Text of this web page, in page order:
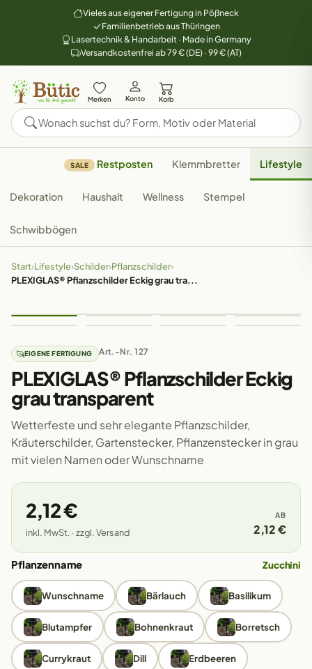
Vieles aus eigener Fertigung in Pößneck
Familienbetrieb aus Thüringen
Lasertechnik & Handarbeit · Made in Germany
Versandkostenfrei ab 79 € (DE) · 99 € (AT)
Merken Konto Korb
SALE Restposten Klemmbretter Lifestyle
Dekoration Haushalt Wellness Stempel
Schwibbögen
Start›Lifestyle›Schilder›Pflanzschilder›
PLEXIGLAS® Pflanzschilder Eckig grau tra...
EIGENE FERTIGUNG Art.-Nr. 127
PLEXIGLAS® Pflanzschilder Eckig
grau transparent
Wetterfeste und sehr elegante Pflanzschilder,
Kräuterschilder, Gartenstecker, Pflanzenstecker in grau
mit vielen Namen oder Wunschname
2,12 €
inkl. MwSt. · zzgl. Versand
AB
2,12 €
Pflanzenname Zucchini
Wunschname Bärlauch Basilikum
Blutampfer Bohnenkraut Borretsch
Currykraut Dill Erdbeeren